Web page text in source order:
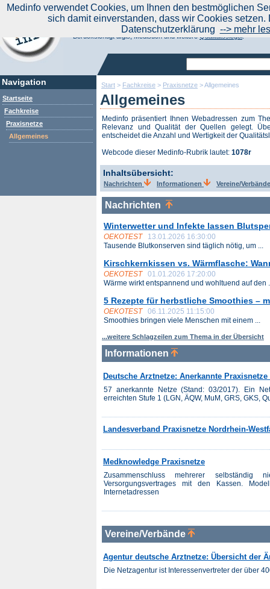
Start > Fachkreise > Praxisnetze >Allgemeines
Allgemeines
Medinfo präsentiert Ihnen Webadressen zum
Relevanz und Qualität der Quellen gelegt.
entscheidet die Anzahl und Wertigkeit der
Webcode dieser Medinfo-Rubrik lautet: 1078r
Inhaltsübersicht:
Nachrichten Informationen Vereine/
Nachrichten
Winterwetter und Infekte lassen
OEKOTEST
13.01.2026 16:30:00
Tausende Blutkonserven sind täglich nötig, um ...
Kirschkernkissen vs. Wärmflasche:
OEKOTEST
01.01.2026 17:20:00
Wärme wirkt entspannend und wohltuend auf den
5 Rezepte für herbstliche Smoothies –
OEKOTEST
06.11.2025 11:15:00
Smoothies bringen viele Menschen mit einem ...
...weitere Schlagzeilen zum Thema in der Übersicht
Informationen
Deutsche Arztnetze: Anerkannte
57 anerkannte Netze (Stand: 03/2017). Ein
erreichten Stufe 1 (LGN, ÄQW, MuM, GRS, GKS,
Landesverband Praxisnetze Nordrhein-
Medknowledge Praxisnetze
Zusammenschluss mehrerer selbständig
Versorgungsvertrages mit den Kassen.
Internetadressen
Vereine/Verbände
Agentur deutsche Arztnetze: Übersicht der
Die Netzagentur ist Interessenvertreter der über
Navigation
Startseite
Fachkreise
Praxisnetze
Allgemeines
Aktuelle Nachrichten|
Suchen Sie noch oder Finden Sie schon?
Medinfo.de - Meta-Portal für Gesundheitsthemen
Berücksichtigt afgis, Medisuch und weitereQualitätssiegel.
Medinfo verwendet Cookies, um Ihnen den bestmöglichen
sich damit einverstanden, dass wir Cookies
Datenschutzerklärung --> mehr